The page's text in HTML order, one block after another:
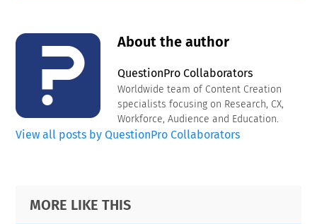
About the author
QuestionPro Collaborators
Worldwide team of Content Creation
specialists focusing on Research, CX,
Workforce, Audience and Education.
View all posts by QuestionPro Collaborators
Primary
Footer
MORE LIKE THIS